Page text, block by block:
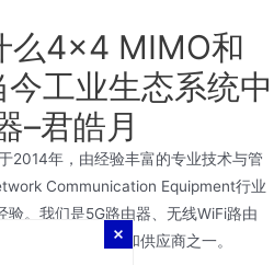
么4×4 MIMO和
工业生态系统中
–君皓月
2014年，由经验丰富的专业技术与管
Communication Equipment行业
。我们是5G路由器、无线WiFi路由
先的专业制造商和供应商之一。